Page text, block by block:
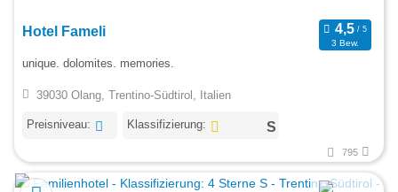
Hotel Fameli
3 Bew.
unique. dolomites. memories.
39030 Olang, Trentino-Südtirol, Italien
Preisniveau: Klassifizierung:
795